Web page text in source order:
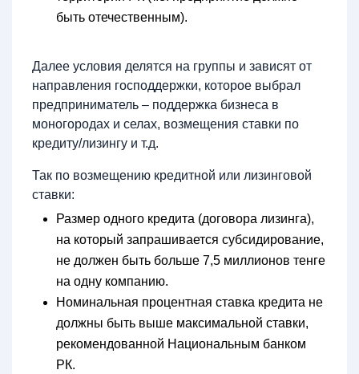
быть отечественным).
Далее условия делятся на группы и зависят от
направления господдержки, которое выбрал
предприниматель – поддержка бизнеса в
моногородах и селах, возмещения ставки по
кредиту/лизингу и т.д.
Так по возмещению кредитной или лизинговой
ставки:
Размер одного кредита (договора лизинга),
на который запрашивается субсидирование,
не должен быть больше 7,5 миллионов тенге
на одну компанию.
Номинальная процентная ставка кредита не
должны быть выше максимальной ставки,
рекомендованной Национальным банком
РК.